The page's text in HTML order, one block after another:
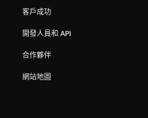
客戶成功
開發人員和 API
合作夥伴
網站地圖